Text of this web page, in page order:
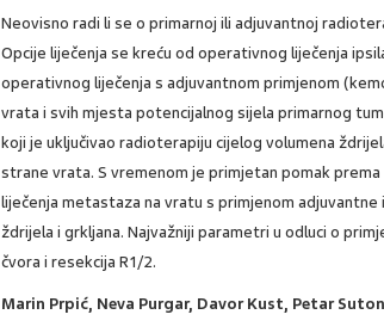
Neovisno radi li se o primarnoj ili adjuvantnoj
Opcije liječenja se kreću od operativnog liječenja
operativnog liječenja s adjuvantnom primjenom
vrata i svih mjesta potencijalnog sijela primarnog
koji je uključivao radioterapiju cijelog volumena
strane vrata. S vremenom je primjetan pomak prema
liječenja metastaza na vratu s primjenom
ždrijela i grkljana. Najvažniji parametri u odluci o
čvora i resekcija R1/2.
Marin Prpić, Neva Purgar, Davor Kust, Petar